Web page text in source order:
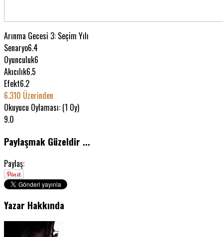
Arınma Gecesi 3: Seçim Yılı
Senaryo6.4
Oyunculuk6
Akıcılık6.5
Efekt6.2
6.310 Üzerinden
Okuyucu Oylaması: (1 Oy)
9.0
Paylaşmak Güzeldir ...
Paylaş:
Yazar Hakkında